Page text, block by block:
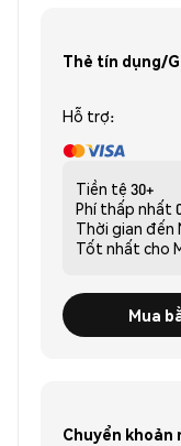
Thẻ tín dụng/
Hỗ trợ:
Tiền tệ 30+
Phí thấp nhất
Thời gian đến
Tốt nhất cho
Mua
Chuyển khoản